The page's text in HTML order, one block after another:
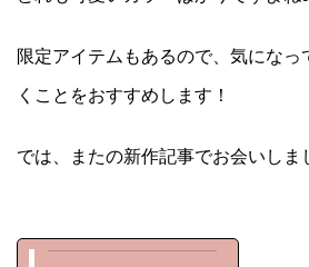
限定アイテムもあるので、気になっ
くことをおすすめします！
では、またの新作記事でお会いし